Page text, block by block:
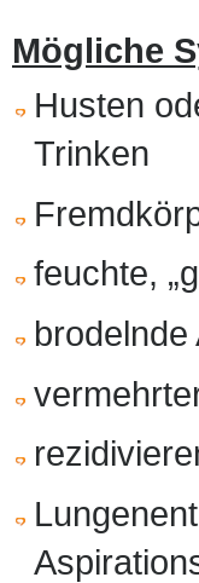
Mögliche
Husten
Trinken
feuchte,
brodelnde